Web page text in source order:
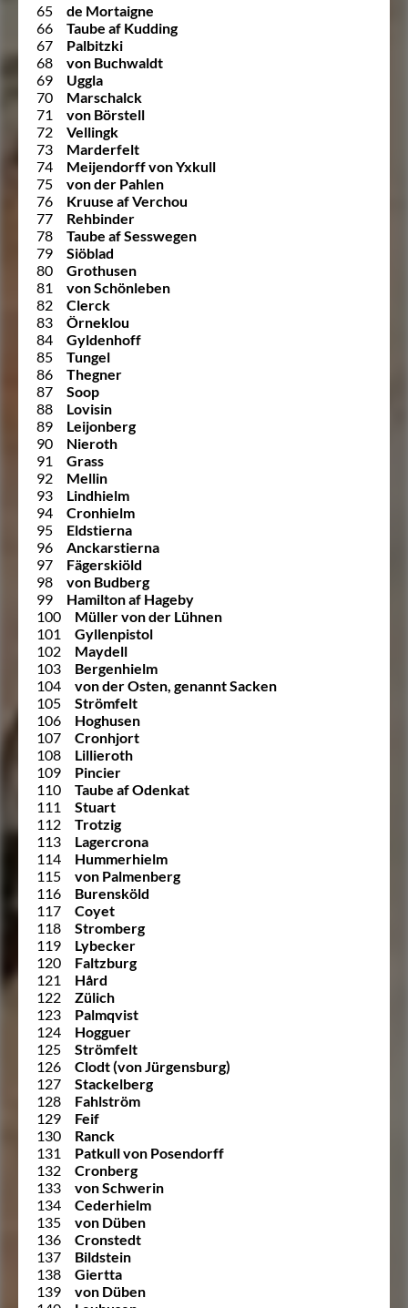
65
de Mortaigne
66
Taube af Kudding
67
Palbitzki
68
von Buchwaldt
69
Uggla
70
Marschalck
71
von Börstell
72
Vellingk
73
Marderfelt
74
Meijendorff von Yxkull
75
von der Pahlen
76
Kruuse af Verchou
77
Rehbinder
78
Taube af Sesswegen
79
Siöblad
80
Grothusen
81
von Schönleben
82
Clerck
83
Örneklou
84
Gyldenhoff
85
Tungel
86
Thegner
87
Soop
88
Lovisin
89
Leijonberg
90
Nieroth
91
Grass
92
Mellin
93
Lindhielm
94
Cronhielm
95
Eldstierna
96
Anckarstierna
97
Fägerskiöld
98
von Budberg
99
Hamilton af Hageby
100
Müller von der Lühnen
101
Gyllenpistol
102
Maydell
103
Bergenhielm
104
von der Osten, genannt Sacken
105
Strömfelt
106
Hoghusen
107
Cronhjort
108
Lillieroth
109
Pincier
110
Taube af Odenkat
111
Stuart
112
Trotzig
113
Lagercrona
114
Hummerhielm
115
von Palmenberg
116
Burensköld
117
Coyet
118
Stromberg
119
Lybecker
120
Faltzburg
121
Hård
122
Zülich
123
Palmqvist
124
Hogguer
125
Strömfelt
126
Clodt (von Jürgensburg)
127
Stackelberg
128
Fahlström
129
Feif
130
Ranck
131
Patkull von Posendorff
132
Cronberg
133
von Schwerin
134
Cederhielm
135
von Düben
136
Cronstedt
137
Bildstein
138
Giertta
139
von Düben